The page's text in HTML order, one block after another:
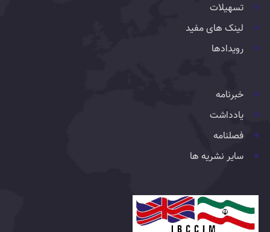
تسهیلات
لینک های مفید
رویدادها
خبرنامه
یادداشت
فصلنامه
سایر نشریه ها